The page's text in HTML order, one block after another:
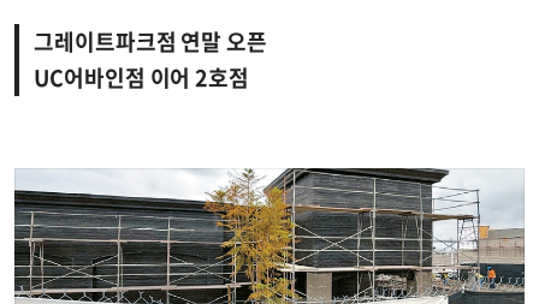
그레이트파크점 연말 오픈
UC어바인점 이어 2호점